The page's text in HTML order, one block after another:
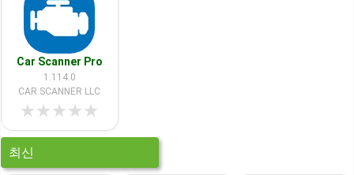
Car Scanner Pro
1.114.0
CAR SCANNER LLC
★★★★★
최신